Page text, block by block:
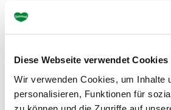
Diese Webseite verwendet Cookies
Wir verwenden Cookies, um Inhalte
personalisieren, Funktionen für
Individuell
Grussbotschaft